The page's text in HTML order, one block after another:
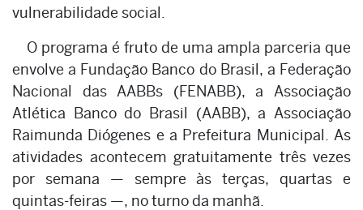
vulnerabilidade social.
O programa é fruto de uma ampla parceria que
envolve a Fundação Banco do Brasil, a Federação
Nacional das AABBs (FENABB), a Associação
Atlética Banco do Brasil (AABB), a Associação
Raimunda Diógenes e a Prefeitura Municipal. As
atividades acontecem gratuitamente três vezes
por semana — sempre às terças, quartas e
quintas-feiras —, no turno da manhã.